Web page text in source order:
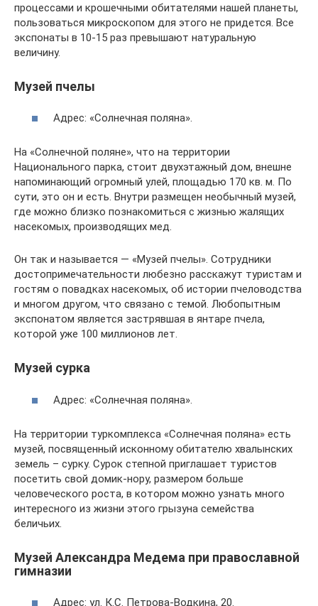
процессами и крошечными обитателями нашей планеты,
пользоваться микроскопом для этого не придется. Все
экспонаты в 10-15 раз превышают натуральную
величину.
Музей пчелы
Адрес: «Солнечная поляна».
На «Солнечной поляне», что на территории
Национального парка, стоит двухэтажный дом, внешне
напоминающий огромный улей, площадью 170 кв. м. По
сути, это он и есть. Внутри размещен необычный музей,
где можно близко познакомиться с жизнью жалящих
насекомых, производящих мед.
Он так и называется — «Музей пчелы». Сотрудники
достопримечательности любезно расскажут туристам и
гостям о повадках насекомых, об истории пчеловодства
и многом другом, что связано с темой. Любопытным
экспонатом является застрявшая в янтаре пчела,
которой уже 100 миллионов лет.
Музей сурка
Адрес: «Солнечная поляна».
На территории туркомплекса «Солнечная поляна» есть
музей, посвященный исконному обитателю хвалынских
земель – сурку. Сурок степной приглашает туристов
посетить свой домик-нору, размером больше
человеческого роста, в котором можно узнать много
интересного из жизни этого грызуна семейства
беличьих.
Музей Александра Медема при православной
гимназии
Адрес: ул. К.С. Петрова-Водкина, 20.